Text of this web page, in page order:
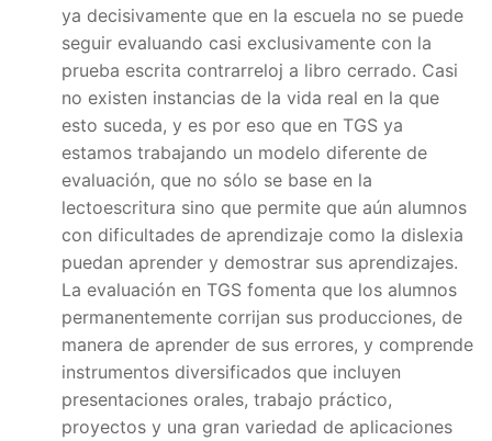
ya decisivamente que en la escuela no se puede
seguir evaluando casi exclusivamente con la
prueba escrita contrarreloj a libro cerrado. Casi
no existen instancias de la vida real en la que
esto suceda, y es por eso que en TGS ya
estamos trabajando un modelo diferente de
evaluación, que no sólo se base en la
lectoescritura sino que permite que aún alumnos
con dificultades de aprendizaje como la dislexia
puedan aprender y demostrar sus aprendizajes.
La evaluación en TGS fomenta que los alumnos
permanentemente corrijan sus producciones, de
manera de aprender de sus errores, y comprende
instrumentos diversificados que incluyen
presentaciones orales, trabajo práctico,
proyectos y una gran variedad de aplicaciones